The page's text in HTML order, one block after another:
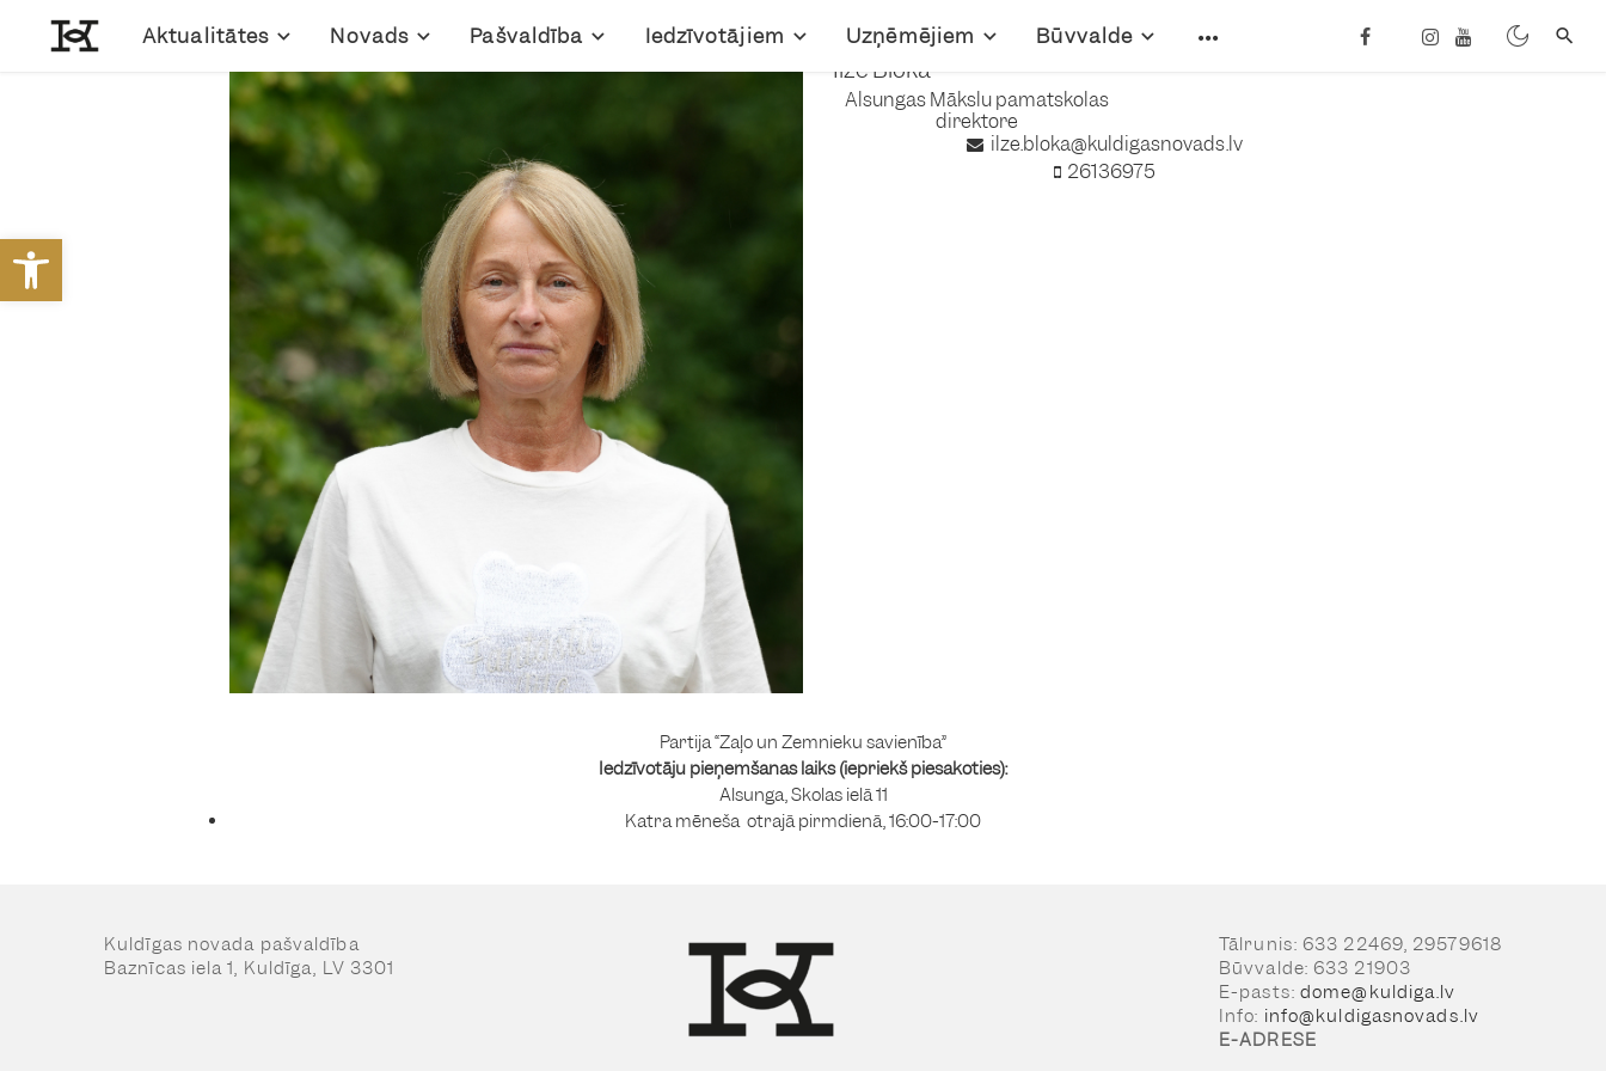
Open toolbar
Aktualitātes Novads Pašvaldība Iedzīvotājiem Uzņēmējiem Būvvalde
Ilze Bloka
Alsungas Mākslu pamatskolas
direktore
26136975
ilze.bloka@kuldigasnovads.lv
Partija “Zaļo un Zemnieku savienība”
Iedzīvotāju pieņemšanas laiks (iepriekš piesakoties):
Alsunga, Skolas ielā 11
Katra mēneša otrajā pirmdienā, 16:00-17:00
Kuldīgas novada pašvaldība
Baznīcas iela 1, Kuldīga, LV 3301
Tālrunis: 633 22469, 29579618
Būvvalde: 633 21903
E-pasts: dome@kuldiga.lv
Info: info@kuldigasnovads.lv
E-ADRESE